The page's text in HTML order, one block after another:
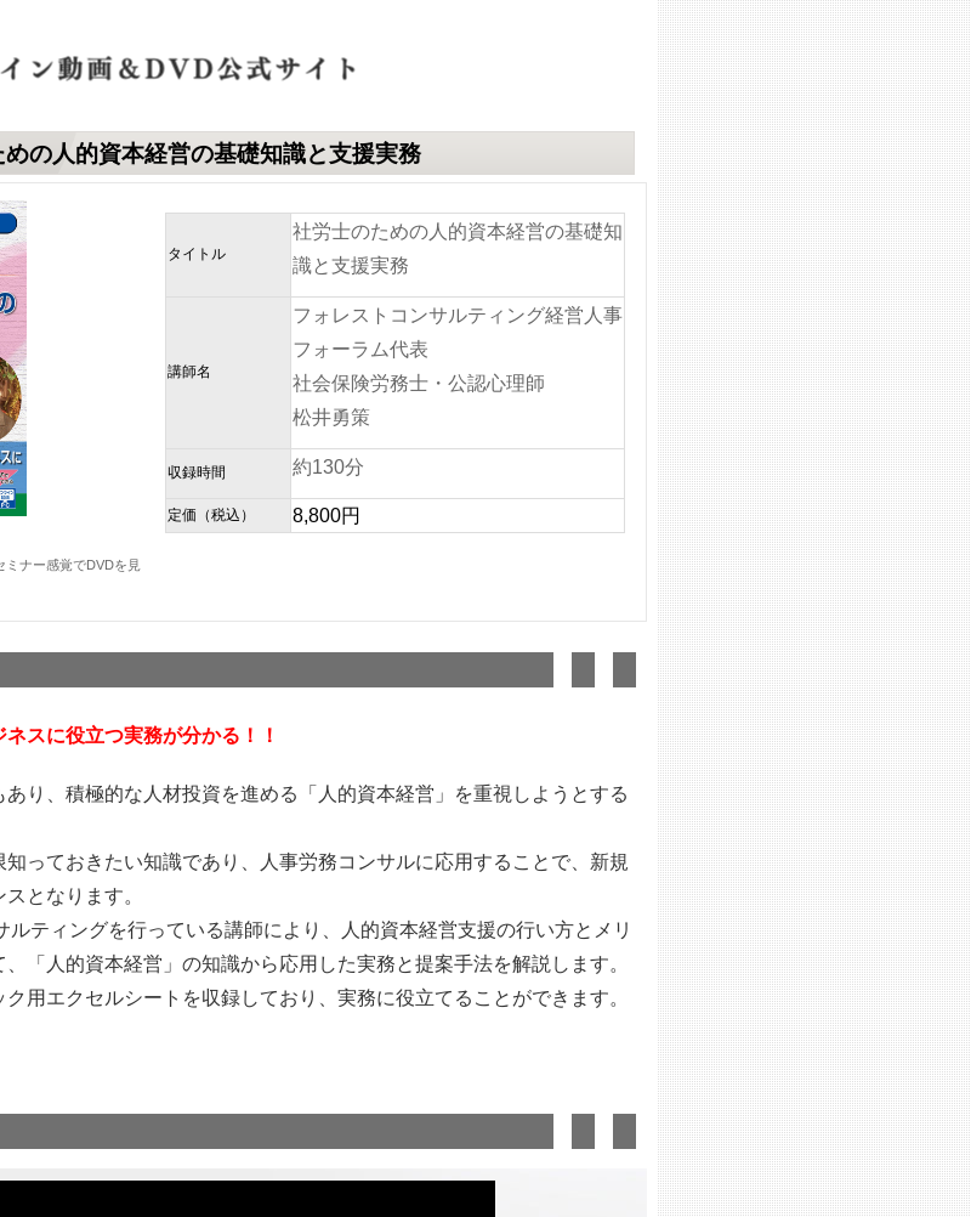
の人的資本経営の基礎知識と支援実務
ナー感覚でDVDを見
タイトル
社労士のための人的資本経営の基礎知
識と支援実務
講師名
フォレストコンサルティング経営人事
フォーラム代表
社会保険労務士・公認心理師
松井勇策
収録時間 約130分
定価（税込） 8,800円
スに役立つ実務が分かる！！
り、積極的な人材投資を進める「人的資本経営」を重視しようとする
っておきたい知識であり、人事労務コンサルに応用することで、新規
となります。
ティングを行っている講師により、人的資本経営支援の行い方とメリ
「人的資本経営」の知識から応用した実務と提案手法を解説します。
用エクセルシートを収録しており、実務に役立てることができます。